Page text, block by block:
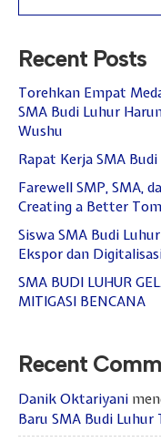
Recent Posts
Torehkan Empat
SMA Budi Luhur
Wushu
Rapat Kerja SMA
Farewell SMP, SMA,
Creating a Better
Siswa SMA Budi
Ekspor dan
SMA BUDI LUHUR
MITIGASI BENCANA
Recent
Danik Oktariyani
Baru SMA Budi Luhur